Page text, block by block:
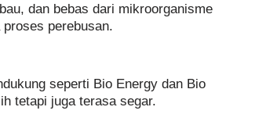
dan bebas dari mikroorganisme
perebusan.
seperti Bio Energy dan Bio
tetapi juga terasa segar.